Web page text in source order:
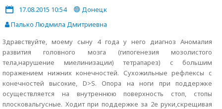
17.08.2015 10:54
Донецк
Палько Людмила Дмитриевна
Здравствуйте, моему сыну 4 года у него диагноз Аномалия
развития головного мозга (гипогенезия мозолистого
тела,нарушение миелинизации) тетрапарез) с большим
поражением нижних конечностей. Сухожильные рефлексы с
конечностей высокие, D>S. Опора на ноги при поддержке
осуществляется на внутреннюю поверхность стоп, стопы
плосковальгусные. Ходит при поддержке за 2е руки,скрещивая